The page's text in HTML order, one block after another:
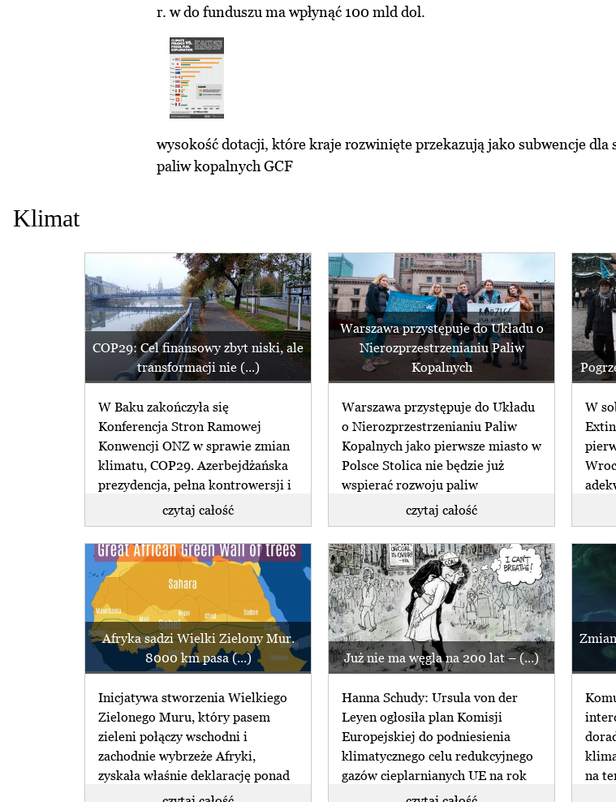
r. w do funduszu ma wpłynąć 100 mld dol.
wysokość dotacji, które kraje rozwinięte przekazują jako subwencje dla
paliw kopalnych GCF
Klimat
COP29: Cel finansowy zbyt niski, ale
transformacji nie (...)
W Baku zakończyła się
Konferencja Stron Ramowej
Konwencji ONZ w sprawie zmian
klimatu, COP29. Azerbejdżańska
prezydencja, pełna kontrowersji i
prowadzona (...)czytaj całość
Warszawa przystępuje do Układu o
Nierozprzestrzenianiu Paliw
Kopalnych
Warszawa przystępuje do Układu
o Nierozprzestrzenianiu Paliw
Kopalnych jako pierwsze miasto w
Polsce Stolica nie będzie już
wspierać rozwoju paliw
kopalnych. (...)czytaj całość
W
Afryka sadzi Wielki Zielony Mur.
8000 km pasa (...)
Inicjatywa stworzenia Wielkiego
Zielonego Muru, który pasem
zieleni połączy wschodni i
zachodnie wybrzeże Afryki,
zyskała właśnie deklarację ponad
Już nie ma węgla na 200 lat – (...)
Hanna Schudy: Ursula von der
Leyen ogłosiła plan Komisji
Europejskiej do podniesienia
klimatycznego celu redukcyjnego
gazów cieplarnianych UE na rok
na